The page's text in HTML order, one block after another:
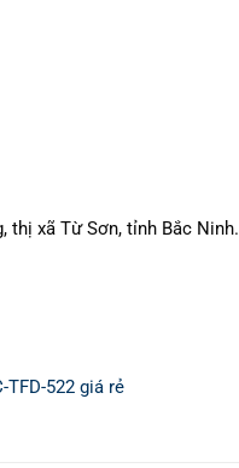
thị xã Từ Sơn, tỉnh Bắc Ninh.
TFD-522 giá rẻ